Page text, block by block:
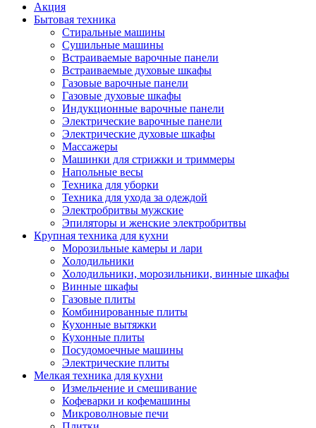
Акция
Бытовая техника
Стиральные машины
Сушильные машины
Встраиваемые варочные панели
Встраиваемые духовые шкафы
Газовые варочные панели
Газовые духовые шкафы
Индукционные варочные панели
Электрические варочные панели
Электрические духовые шкафы
Массажеры
Машинки для стрижки и триммеры
Напольные весы
Техника для уборки
Техника для ухода за одеждой
Электробритвы мужские
Эпиляторы и женские электробритвы
Крупная техника для кухни
Морозильные камеры и лари
Холодильники
Холодильники, морозильники, винные шкафы
Винные шкафы
Газовые плиты
Комбинированные плиты
Кухонные вытяжки
Кухонные плиты
Посудомоечные машины
Электрические плиты
Мелкая техника для кухни
Измельчение и смешивание
Кофеварки и кофемашины
Микроволновые печи